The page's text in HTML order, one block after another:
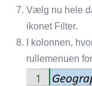
Vælg nu hele
ikonet Filter.
I kolonnen,
rullemenuen